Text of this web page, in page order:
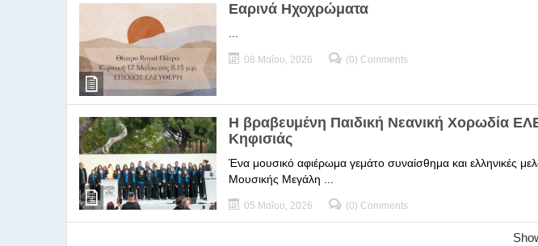
Εαρινά Ηχοχρώματα
08 Μαΐου, 2026 (0) Comments
Η βραβευμένη Παιδική Νεανική Χορωδία
Κηφισιάς
Ένα μουσικό αφιέρωμα γεμάτο συναίσθημα και ελληνικές
Μουσικής Μεγάλη ...
05 Μαΐου, 2026 (0) Comments